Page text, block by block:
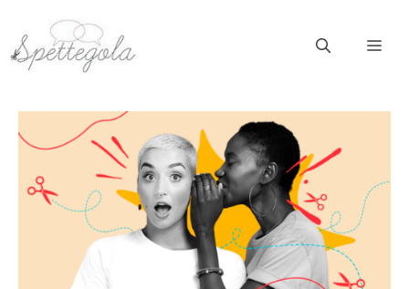
contenuto